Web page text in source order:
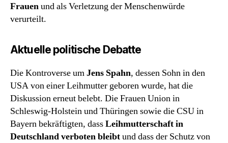
Frauenund als Verletzung der Menschenwürde
verurteilt.
Aktuelle politische Debatte
Die Kontroverse umJens Spahn, dessen Sohn in den
USA von einer Leihmutter geboren wurde, hat die
Diskussion erneut belebt. Die Frauen Union in
Schleswig-Holstein und Thüringen sowie die CSU in
Bayern bekräftigten, dassLeihmutterschaft in
Deutschland verboten bleibtund dass der Schutz von